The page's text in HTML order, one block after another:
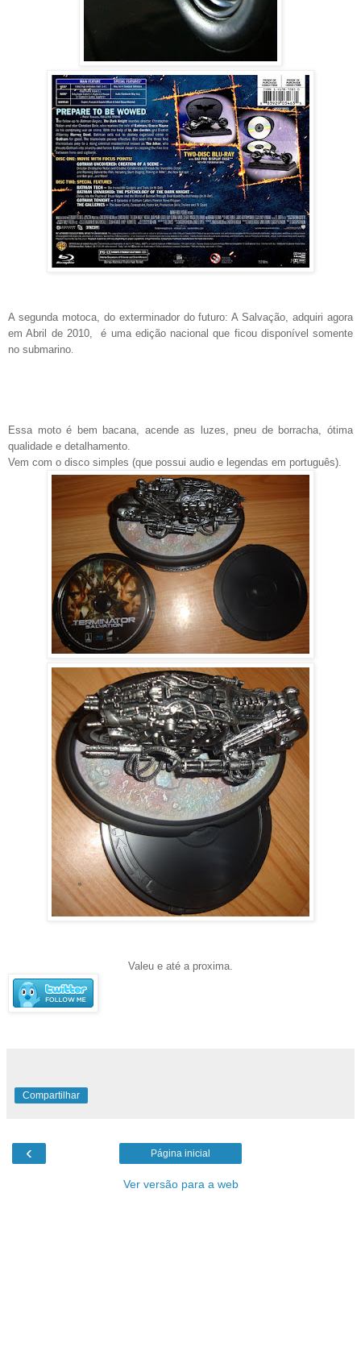
A segunda motoca, do exterminador do futuro: A Salvação, adquiri agora
em Abril de 2010, é uma edição nacional que ficou disponível somente
no submarino
Essa moto é bem bacana, acende as luzes, pneu de borracha, ótima
qualidade e detalhamento.
Vem com o disco simples (que possui audio e legendas em português).
Valeu e até a proxima.
Compartilhar
‹ Página inicial
Ver versão para a web